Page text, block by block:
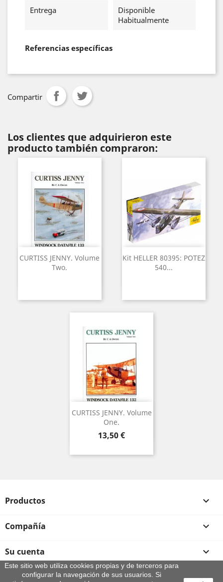
Entrega
Disponible
Habitualmente
Referencias específicas
Compartir
Los clientes que adquirieron este
producto también compraron:
CURTISS JENNY. Volume
Two.
Kit HELLER 80395: POTEZ
540...
CURTISS JENNY. Volume
One.
Precio
13,50 €
Productos 
Compañía 
Su cuenta 
Información de la tienda
Este sitio web utiliza cookies propias y de terceros para
configurar la navegación de sus usuarios. Si